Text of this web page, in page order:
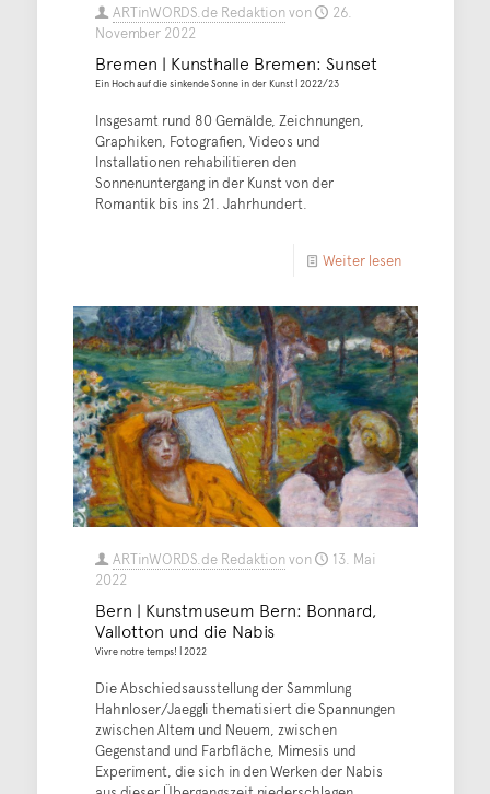
ARTinWORDS.de Redaktionvon
26.
November 2022
Bremen | Kunsthalle Bremen: Sunset
Ein Hoch auf die sinkende Sonne in der Kunst | 2022/23
Insgesamt rund 80 Gemälde, Zeichnungen,
Graphiken, Fotografien, Videos und
Installationen rehabilitieren den
Sonnenuntergang in der Kunst von der
Romantik bis ins 21. Jahrhundert.
Weiter lesen
ARTinWORDS.de Redaktionvon
13. Mai
2022
Bern | Kunstmuseum Bern: Bonnard,
Vallotton und die Nabis
Vivre notre temps! | 2022
Die Abschiedsausstellung der Sammlung
Hahnloser/Jaeggli thematisiert die Spannungen
zwischen Altem und Neuem, zwischen
Gegenstand und Farbfläche, Mimesis und
Experiment, die sich in den Werken der Nabis